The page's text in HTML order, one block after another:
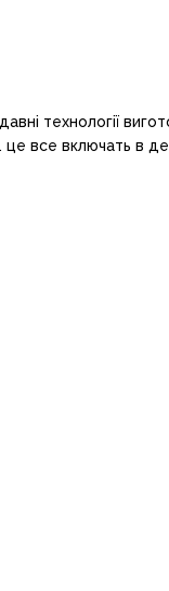
технології
це все включать